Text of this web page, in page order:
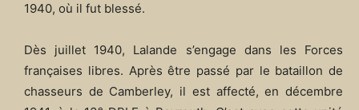
1940, où il fut blessé.
Dès juillet 1940, Lalande s’engage dans les Forces
françaises libres. Après être passé par le bataillon de
chasseurs de Camberley, il est affecté, en décembre